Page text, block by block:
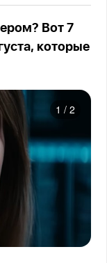
Вот 7
которые
1 / 2